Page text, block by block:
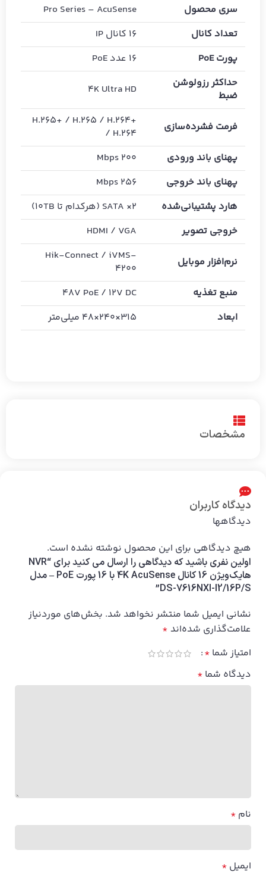
سری محصول
Pro Series – AcuSense
تعداد کانال
16 کانال IP
پورت PoE
16 عدد PoE
حداکثر رزولوشن
ضبط
4K Ultra HD
فرمت فشرده‌سازی
H.265+ / H.265 / H.264+
/ H.264
پهنای باند ورودی
200 Mbps
پهنای باند خروجی
256 Mbps
هارد پشتیبانی‌شده
2× SATA (هرکدام تا 10TB)
خروجی تصویر
HDMI / VGA
نرم‌افزار موبایل
Hik-Connect / iVMS-
4200
منبع تغذیه
48V PoE / 12V DC
ابعاد
315×240×48 میلی‌متر
مشخصات
دیدگاه کاربران
دیدگاهها
هیچ دیدگاهی برای این محصول نوشته نشده است.
اولین نفری باشید که دیدگاهی را ارسال می کنید برای “NVR
هایک‌ویژن 16 کانال 4K AcuSense با 16 پورت PoE – مدل
DS-7616NXI-I2/16P/S”
نشانی ایمیل شما منتشر نخواهد شد. بخش‌های موردنیاز
علامت‌گذاری شده‌اند *
امتیاز شما *
دیدگاه شما *
نام *
ایمیل *